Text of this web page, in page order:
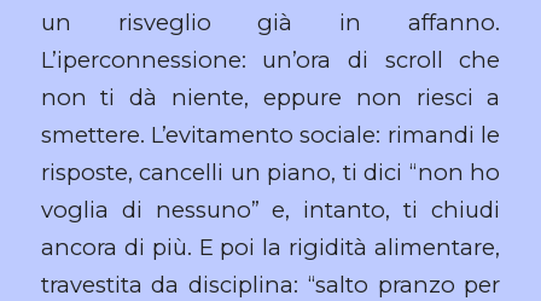
un risveglio già in affanno.
L’iperconnessione: un’ora di scroll che
non ti dà niente, eppure non riesci a
smettere. L’evitamento sociale: rimandi le
risposte, cancelli un piano, ti dici “non ho
voglia di nessuno” e, intanto, ti chiudi
ancora di più. E poi la rigidità alimentare,
travestita da disciplina: “salto pranzo per